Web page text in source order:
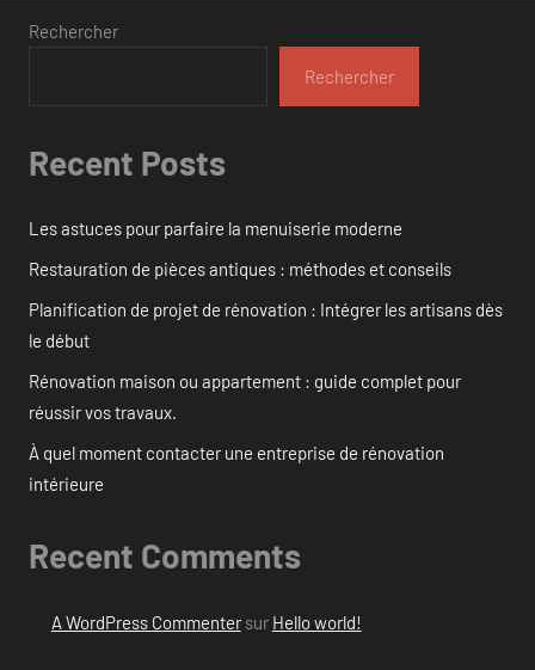
Rechercher
Rechercher
Recent Posts
Les astuces pour parfaire la menuiserie moderne
Restauration de pièces antiques : méthodes et conseils
Planification de projet de rénovation : Intégrer les artisans dès
le début
Rénovation maison ou appartement : guide complet pour
réussir vos travaux.
À quel moment contacter une entreprise de rénovation
intérieure
Recent Comments
A WordPress Commentersur Hello world!